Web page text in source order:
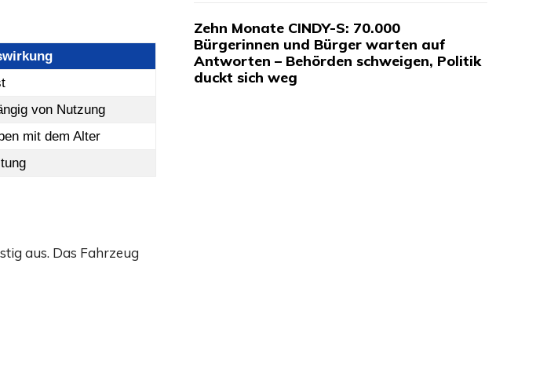
von Nutzung
mit dem Alter
aus. Das Fahrzeug
Zehn Monate CINDY-S: 70.000
Bürgerinnen und Bürger warten auf
Antworten – Behörden schweigen, Politik
duckt sich weg